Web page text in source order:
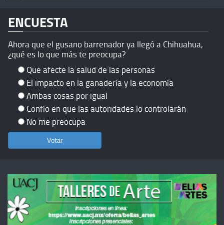
ENCUESTA
Ahora que el gusano barrenador ya llegó a Chihuahua,
¿qué es lo que más te preocupa?
Que afecte la salud de las personas
El impacto en la ganadería y la economía
Ambas cosas por igual
Confío en que las autoridades lo controlarán
No me preocupa